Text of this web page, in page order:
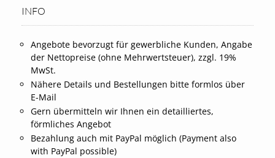
INFO
Angebote bevorzugt für gewerbliche Kunden, Angabe
der Nettopreise (ohne Mehrwertsteuer), zzgl. 19%
MwSt.
Nähere Details und Bestellungen bitte formlos über
E-Mail
Gern übermitteln wir Ihnen ein detailliertes,
förmliches Angebot
Bezahlung auch mit PayPal möglich (Payment also
with PayPal possible)